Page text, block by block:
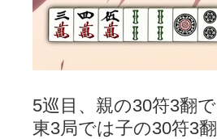
5巡目、親の30符3翻で
東3局では子の30符3